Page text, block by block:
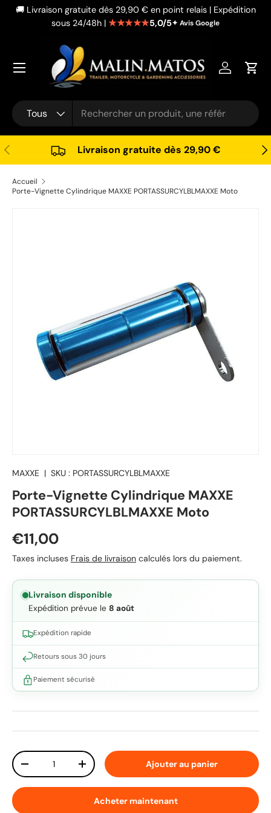
Aller au contenu
🚚 Livraison gratuite dès 29,90 € en point relais | Expédition
sous 24/48h | ★★★★★5,0/5✦ Avis Google
Recherche
Type de produit
Tous
Se
Précédent Livraison gratuite dès 29,90 €
Accueil
Porte-Vignette Cylindrique MAXXE PORTASSURCYLBLMAXXE Moto
MAXXE | SKU : PORTASSURCYLBLMAXXE
Porte-Vignette Cylindrique MAXXE
PORTASSURCYLBLMAXXE Moto
Prix habituel
€11,00
Taxes incluses Frais de livraison calculés lors du paiement.
Livraison disponible
Expédition prévue le 8 août
Expédition rapide
Retours sous 30 jours
Paiement sécurisé
Qté
Diminuer la quantitéAugmenter la quantitéAjouter au panier
Acheter maintenant